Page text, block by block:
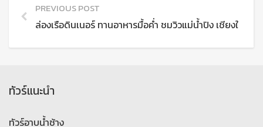
PREVIOUS POST
ล่องเรือดินเนอร์ ทานอาหารมื้อค่ำ ชมวิวแม่น้ำปิง เชียงใหม่
ทัวร์แนะนำ
ทัวร์อาบน้ำช้าง